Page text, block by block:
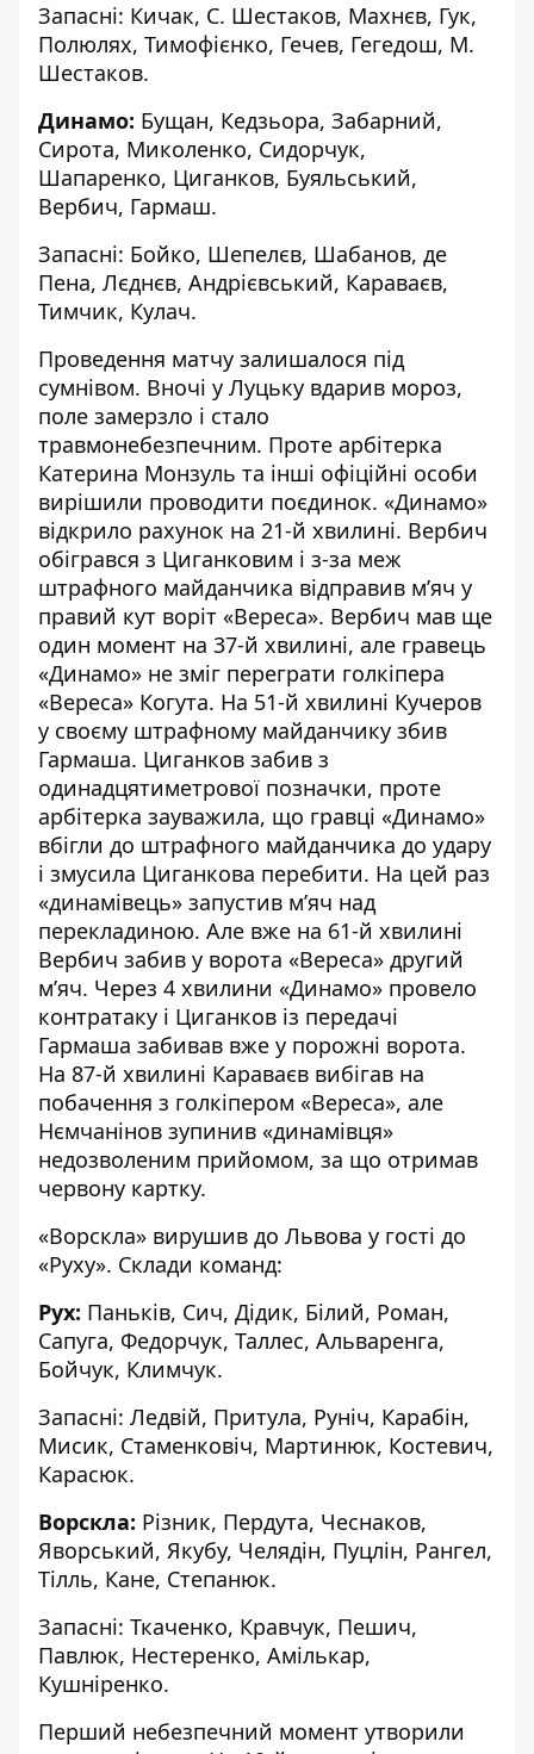
Запасні: Кичак, С. Шестаков, Махнєв, Гук,
Полюлях, Тимофієнко, Гечев, Гегедош, М.
Шестаков.
Динамо: Бущан, Кедзьора, Забарний,
Сирота, Миколенко, Сидорчук,
Шапаренко, Циганков, Буяльський,
Вербич, Гармаш.
Запасні: Бойко, Шепелєв, Шабанов, де
Пена, Лєднєв, Андрієвський, Караваєв,
Тимчик, Кулач.
Проведення матчу залишалося під
сумнівом. Вночі у Луцьку вдарив мороз,
поле замерзло і стало
травмонебезпечним. Проте арбітерка
Катерина Монзуль та інші офіційні особи
вирішили проводити поєдинок. «Динамо»
відкрило рахунок на 21-й хвилині. Вербич
обігрався з Циганковим і з-за меж
штрафного майданчика відправив м’яч у
правий кут воріт «Вереса». Вербич мав ще
один момент на 37-й хвилині, але гравець
«Динамо» не зміг переграти голкіпера
«Вереса» Когута. На 51-й хвилині Кучеров
у своєму штрафному майданчику збив
Гармаша. Циганков забив з
одинадцятиметрової позначки, проте
арбітерка зауважила, що гравці «Динамо»
вбігли до штрафного майданчика до удару
і змусила Циганкова перебити. На цей раз
«динамівець» запустив м’яч над
перекладиною. Але вже на 61-й хвилині
Вербич забив у ворота «Вереса» другий
м’яч. Через 4 хвилини «Динамо» провело
контратаку і Циганков із передачі
Гармаша забивав вже у порожні ворота.
На 87-й хвилині Караваєв вибігав на
побачення з голкіпером «Вереса», але
Нємчанінов зупинив «динамівця»
недозволеним прийомом, за що отримав
червону картку.
«Ворскла» вирушив до Львова у гості до
«Руху». Склади команд:
Рух: Паньків, Сич, Дідик, Білий, Роман,
Сапуга, Федорчук, Таллес, Альваренга,
Бойчук, Климчук.
Запасні: Ледвій, Притула, Руніч, Карабін,
Мисик, Стаменковіч, Мартинюк, Костевич,
Карасюк.
Ворскла: Різник, Пердута, Чеснаков,
Яворський, Якубу, Челядін, Пуцлін, Рангел,
Тілль, Кане, Степанюк.
Запасні: Ткаченко, Кравчук, Пешич,
Павлюк, Нестеренко, Амількар,
Кушніренко.
Перший небезпечний момент утворили